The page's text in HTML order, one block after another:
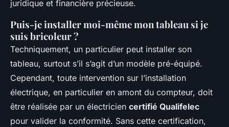
juridique et financière précieuse.
Puis-je installer moi-même mon tableau si je
suis bricoleur ?
Techniquement, un particulier peut installer son
tableau, surtout s’il s’agit d’un modèle pré-équipé.
Cependant, toute intervention sur l’installation
électrique, en particulier en amont du compteur, doit
être réalisée par un électricien certifié Qualifelec
pour valider la conformité. Sans cette certification,